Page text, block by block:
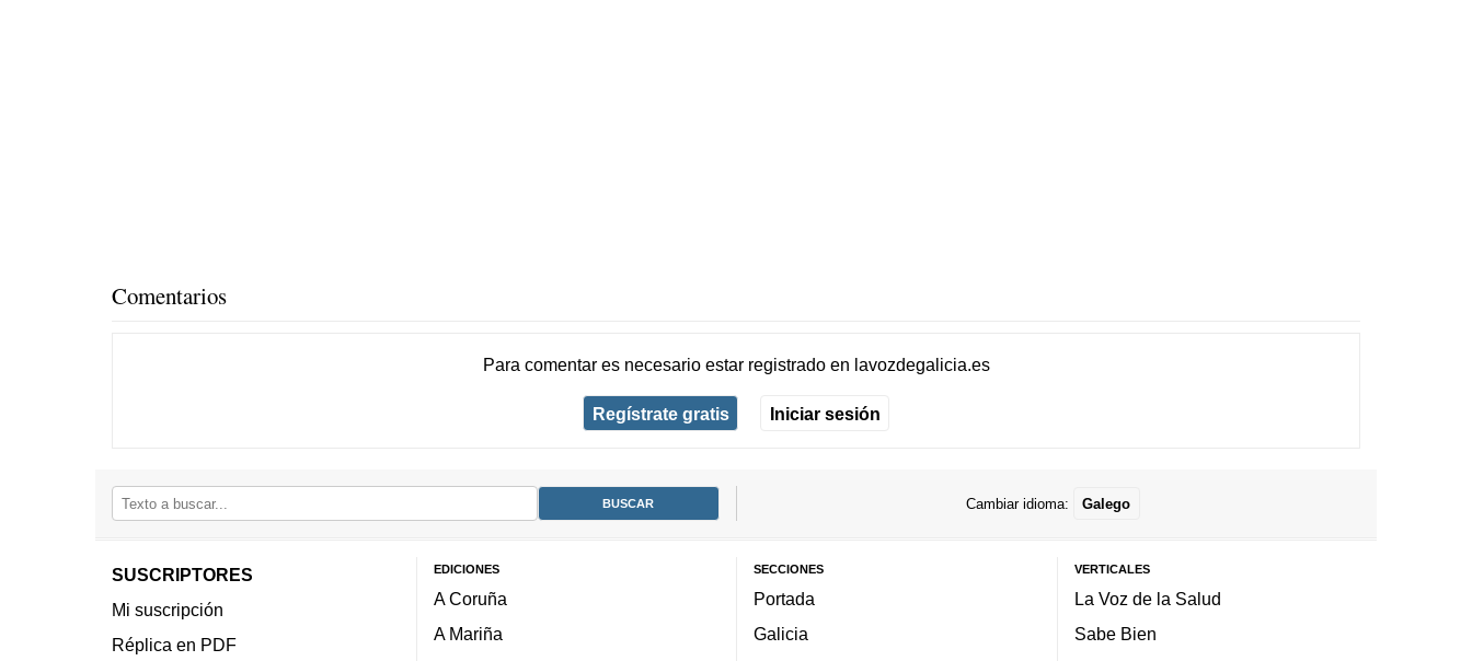
Comentarios
Para comentar es necesario estar registradoen lavozdegalicia.es
Regístrate gratis Iniciar sesión
Cambiar idioma: Galego
SUSCRIPTORES
Mi suscripción
Réplica en PDF
EDICIONES
A Coruña
A Mariña
SECCIONES
Portada
Galicia
VERTICALES
La Voz de la Salud
Sabe Bien